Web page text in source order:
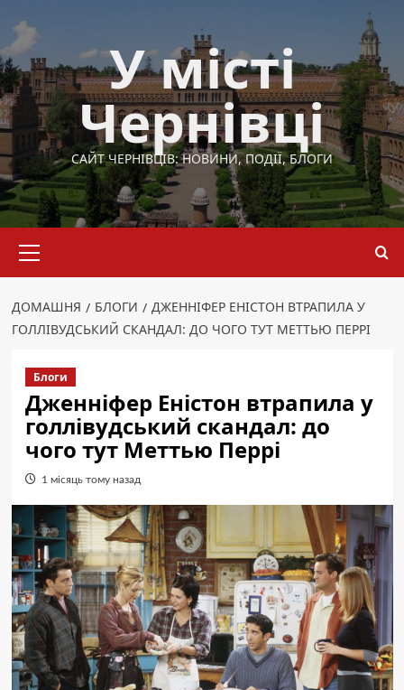
до
вмісту
У місті
Чернівці
САЙТ ЧЕРНІВЦІВ: НОВИНИ, ПОДІЇ, БЛОГИ
меню
ДОМАШНЯ БЛОГИ
ДЖЕННІФЕР ЕНІСТОН ВТРАПИЛА У
ГОЛЛІВУДСЬКИЙ СКАНДАЛ: ДО ЧОГО ТУТ МЕТТЬЮ ПЕРРІ
Блоги
Дженніфер Еністон втрапила у
голлівудський скандал: до
чого тут Меттью Перрі
1 місяць тому назад